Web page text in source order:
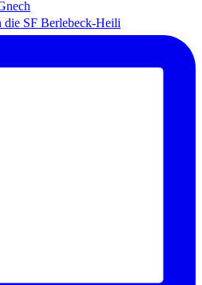
die SF Berlebeck-Heili